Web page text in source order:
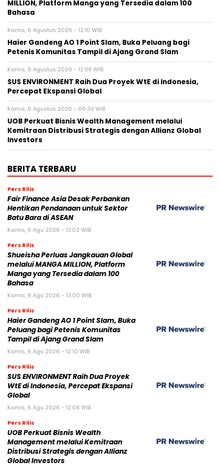
MILLION, Platform Manga yang Tersedia dalam 100
Bahasa
Kamis, 6 Agustus 2026 - 12:10 WIB
Haier Gandeng AO 1 Point Slam, Buka Peluang bagi
Petenis Komunitas Tampil di Ajang Grand Slam
Kamis, 6 Agustus 2026 - 12:08 WIB
SUS ENVIRONMENT Raih Dua Proyek WtE di Indonesia,
Percepat Ekspansi Global
Kamis, 6 Agustus 2026 - 06:39 WIB
UOB Perkuat Bisnis Wealth Management melalui
Kemitraan Distribusi Strategis dengan Allianz Global
Investors
BERITA TERBARU
Pers Rilis
Fair Finance Asia Desak Perbankan
Hentikan Pendanaan untuk Sektor
Batu Bara di ASEAN
Kamis, 6 Agu 2026 - 13:02 WIB
Pers Rilis
Shueisha Perluas Jangkauan Global
melalui MANGA MILLION, Platform
Manga yang Tersedia dalam 100
Bahasa
Kamis, 6 Agu 2026 - 13:00 WIB
Pers Rilis
Haier Gandeng AO 1 Point Slam, Buka
Peluang bagi Petenis Komunitas
Tampil di Ajang Grand Slam
Kamis, 6 Agu 2026 - 12:10 WIB
Pers Rilis
SUS ENVIRONMENT Raih Dua Proyek
WtE di Indonesia, Percepat Ekspansi
Global
Kamis, 6 Agu 2026 - 12:08 WIB
Pers Rilis
UOB Perkuat Bisnis Wealth
Management melalui Kemitraan
Distribusi Strategis dengan Allianz
Global Investors